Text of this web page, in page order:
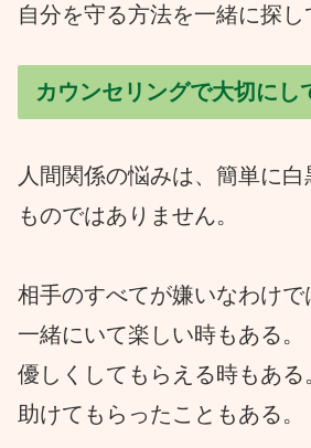
自分を守る方法を一緒に探し
カウンセリングで大切にし
人間関係の悩みは、簡単に
ものではありません。
相手のすべてが嫌いなわけで
一緒にいて楽しい時もある。
優しくしてもらえる時もある
助けてもらったこともある。